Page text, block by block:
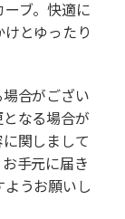
ブ。快適に
とゆったり
合がござい
なる場合が
関しまして
手元に届き
うお願いし